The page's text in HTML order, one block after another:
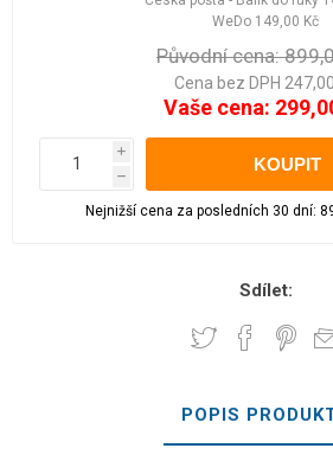
WeDo 149,00 Kč
Původní cena:
Cena bez DPH
Vaše cena:
i
h
Nejnižší cena za posledních 30 dní:
Sdílet:
POPIS